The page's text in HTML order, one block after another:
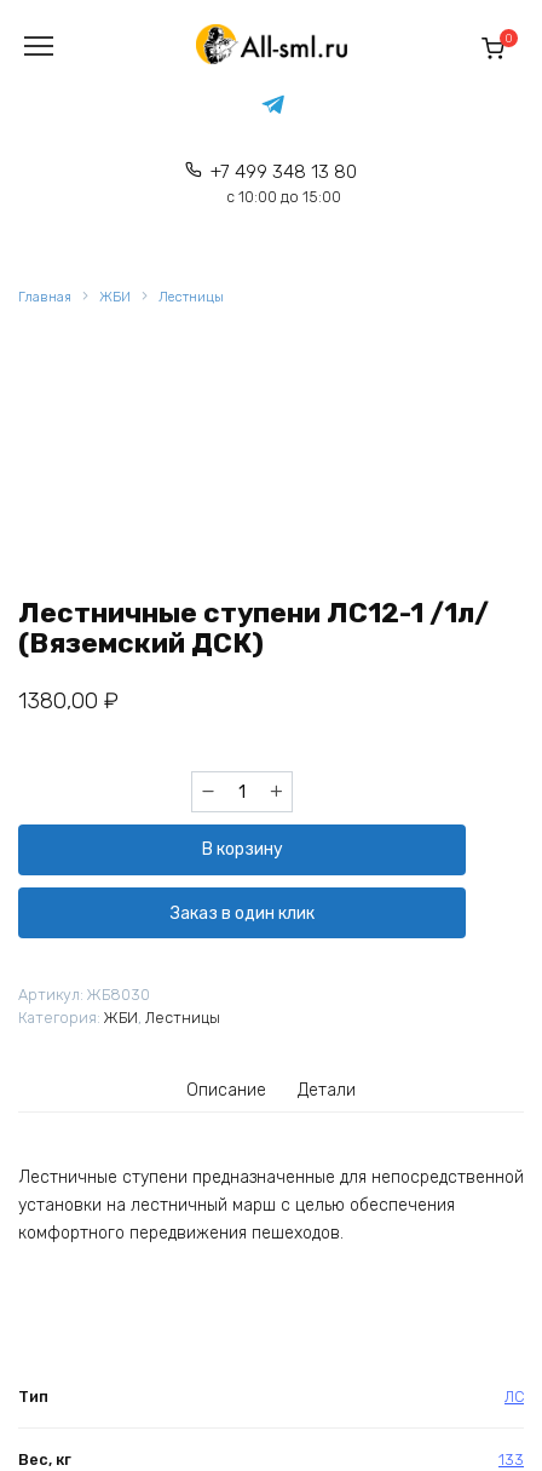
содержанию
+7 499 348 13 80
с 10:00 до 15:00
0
Главная ЖБИ Лестницы
Лестничные ступени ЛС12-1 /1л/
(Вяземский ДСК)
1380,00 ₽
Количество
товара
ступени
ЛС12-
1
/1л/
В корзину
Заказ в один клик
Артикул: ЖБ8030
Категория: ЖБИ, Лестницы
Описание Детали
Лестничные ступени предназначенные для непосредственной
установки на лестничный марш с целью обеспечения
комфортного передвижения пешеходов.
Тип ЛС
Вес, кг 133